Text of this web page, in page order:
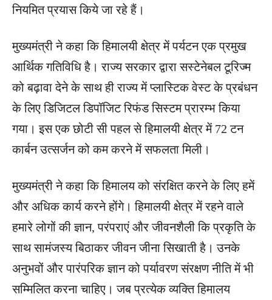
नियमित प्रयास किये जा रहे हैं।
मुख्यमंत्री ने कहा कि हिमालयी क्षेत्र में पर्यटन एक प्रमुख
आर्थिक गतिविधि है। राज्य सरकार द्वारा सस्टेनेबल टूरिज्म
को बढ़ावा देने के साथ ही राज्य में प्लास्टिक वेस्ट के प्रबंधन
के लिए डिजिटल डिपॉजिट रिफंड सिस्टम प्रारम्भ किया
गया। इस एक छोटी सी पहल से हिमालयी क्षेत्र में 72 टन
कार्बन उत्सर्जन को कम करने में सफलता मिली।
मुख्यमंत्री ने कहा कि हिमालय को संरक्षित करने के लिए हमें
और अधिक कार्य करने होंगे। हिमालयी क्षेत्र में रहने वाले
हमारे लोगों की ज्ञान, परंपराएं और जीवनशैली कि प्रकृति के
साथ सामंजस्य बिठाकर जीवन जीना सिखाती है। उनके
अनुभवों और पारंपरिक ज्ञान को पर्यावरण संरक्षण नीति में भी
सम्मिलित करना चाहिए। जब प्रत्येक व्यक्ति हिमालय